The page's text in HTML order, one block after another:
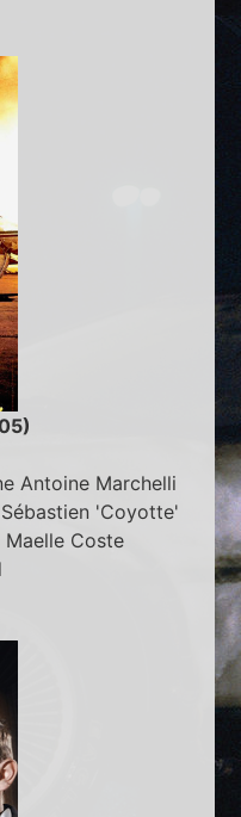
Antoine Marchelli
'Coyotte'
Maelle Coste